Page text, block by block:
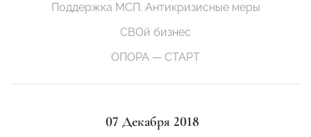
Поддержка МСП. Антикризисные меры
СВОй бизнес
ОПОРА — СТАРТ
07 Декабря 2018